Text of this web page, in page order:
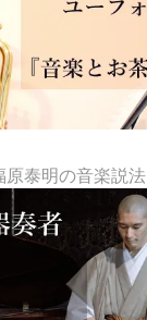
原泰明の音楽説法